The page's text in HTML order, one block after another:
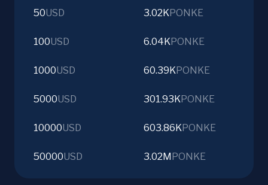
50USD 3.02KPONKE
100USD 6.04KPONKE
1000USD 60.39KPONKE
5000USD 301.93KPONKE
10000USD 603.86KPONKE
50000USD 3.02M PONKE